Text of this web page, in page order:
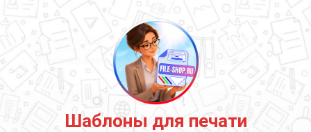
содержимому
Шаблоны для печати